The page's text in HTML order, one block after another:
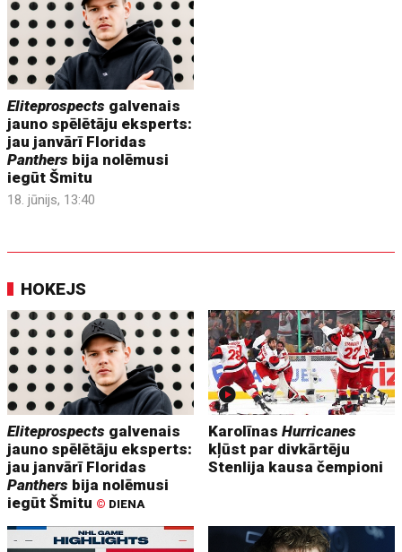
Eliteprospects galvenais
jauno spēlētāju eksperts:
jau janvārī Floridas
Panthers bija nolēmusi
iegūt Šmitu
18. jūnijs, 13:40
HOKEJS
Eliteprospects galvenais
jauno spēlētāju eksperts:
jau janvārī Floridas
Panthers bija nolēmusi
iegūt Šmitu © DIENA
KarolīnasHurricanes
kļūst par divkārtēju
Stenlija kausa čempioni